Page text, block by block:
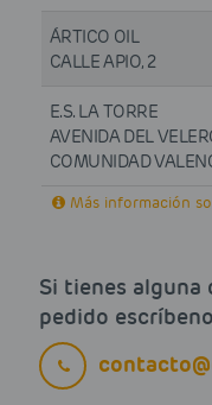
ÁRTICO OIL
CALLE APIO, 2
E.S. LA TORRE
AVENIDA DEL
COMUNIDAD
Más información
Si tienes alguna
pedido